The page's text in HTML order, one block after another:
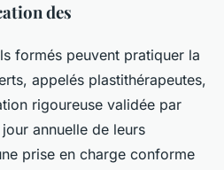
des
formés peuvent pratiquer la
appelés plastithérapeutes,
rigoureuse validée par
annuelle de leurs
prise en charge conforme